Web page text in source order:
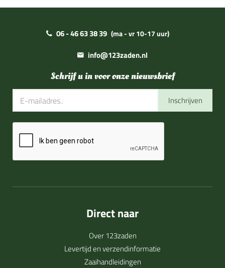
06 - 46 63 38 39 (ma - vr 10-17 uur)
info@123zaden.nl
Schrijf u in voor onze nieuwsbrief
Inschrijven
Direct naar
Over 123zaden
Levertijd en verzendinformatie
Zaaihandleidingen